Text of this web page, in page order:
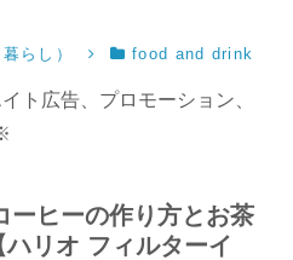
らし） food and drink
ト広告、プロモーション、
ーヒーの作り方とお茶
リオ フィルターイ